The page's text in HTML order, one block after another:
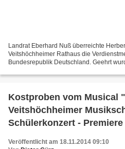
Landrat Eberhard Nuß überreichte
Veitshöchheimer Rathaus die
Bundesrepublik Deutschland. Geehrt
Kostproben vom Musical
Veitshöchheimer
Schülerkonzert -
Veröffentlicht am 18.11.2014 09:10